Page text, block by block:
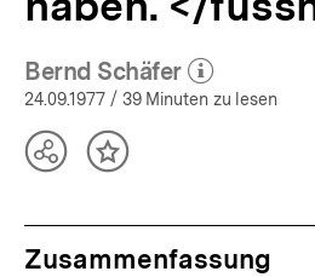
Bernd Schäfer
(Mehr zum Autor)
öffnen
24.09.1977 / 39 Minuten zu lesen
TeilenInhalt
Zusammenfassung